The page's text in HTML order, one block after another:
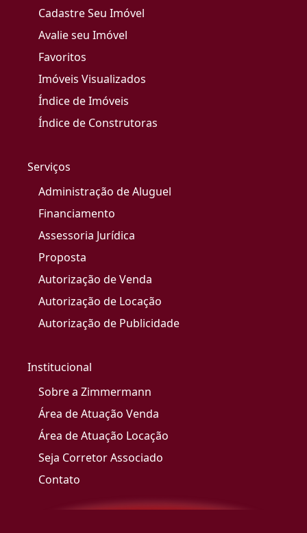
Cadastre Seu Imóvel
Avalie seu Imóvel
Favoritos
Imóveis Visualizados
Índice de Imóveis
Índice de Construtoras
Serviços
Administração de Aluguel
Financiamento
Assessoria Jurídica
Proposta
Autorização de Venda
Autorização de Locação
Autorização de Publicidade
Institucional
Sobre a Zimmermann
Área de Atuação Venda
Área de Atuação Locação
Seja Corretor Associado
Contato